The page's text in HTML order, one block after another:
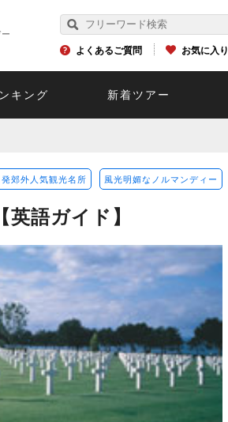
よくあるご質問 お気に入り
キング 新着ツアー
発郊外人気観光名所 風光明媚なノルマンディー
語ガイド】